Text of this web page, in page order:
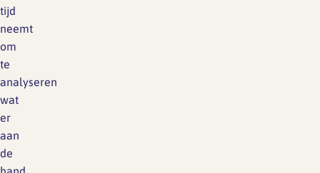
tijd
neemt
om
te
analyseren
wat
er
aan
de